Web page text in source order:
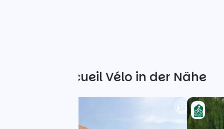
Weitere Accueil Vélo in der Nähe